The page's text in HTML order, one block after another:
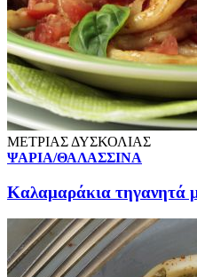
ΜΕΤΡΙΑΣ ΔΥΣΚΟΛΙΑΣ
ΨΑΡΙΑ/ΘΑΛΑΣΣΙΝΑ
Καλαμαράκια τηγανητά